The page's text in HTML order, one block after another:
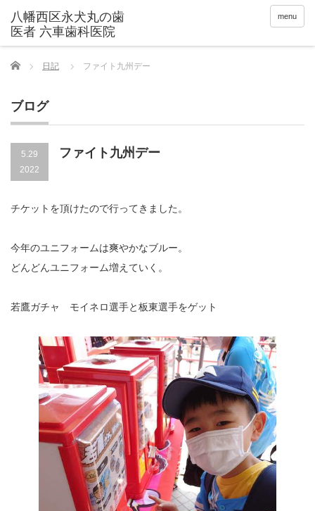
menu
Home 日記 ファイト九州デー
ブログ
5.29
2022
ファイト九州デー
チケットを頂けたので行ってきました。
今年のユニフォームは爽やかなブルー。
どんどんユニフォーム増えていく。
若鷹ガチャ モイネロ選手と板東選手をゲット